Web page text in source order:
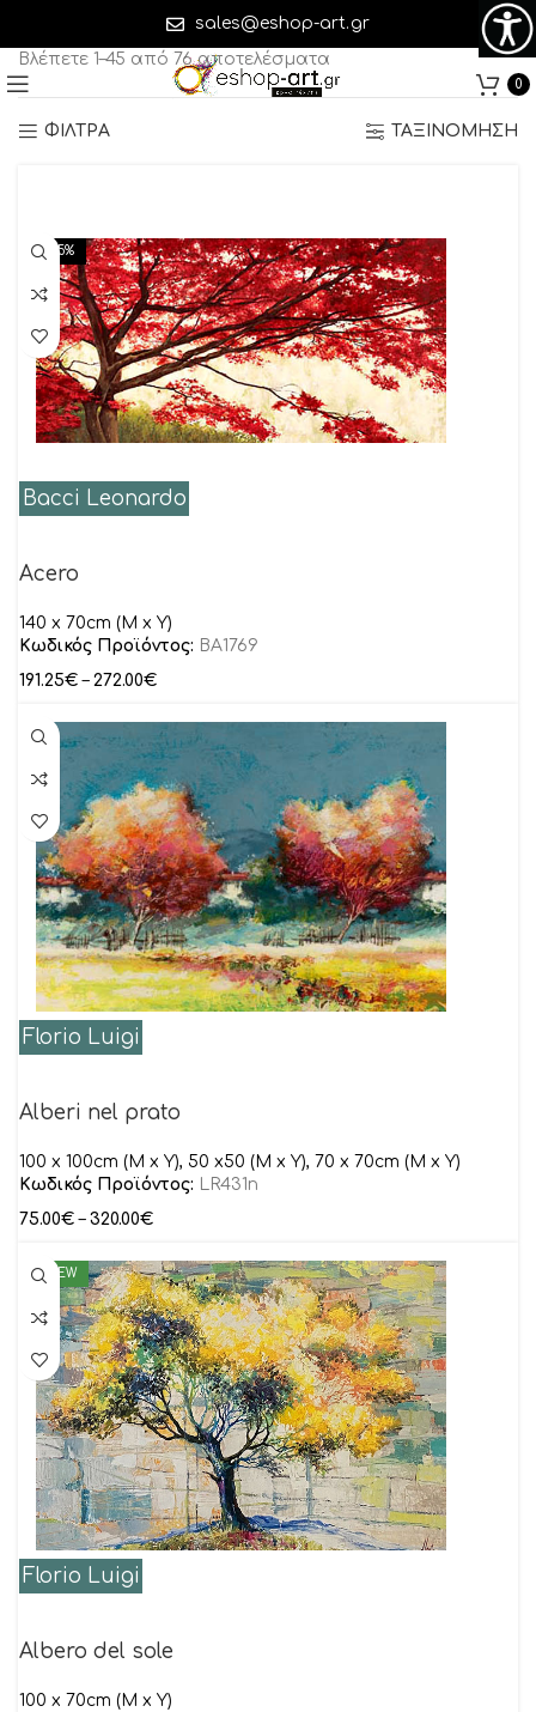
sales@eshop-art.gr
0
Βλέπετε 1–45 από 76 αποτελέσματα
ΦΙΛΤΡΑ ΤΑΞΙΝΟΜΗΣΗ
-15%
Bacci Leonardo
Acero
140 x 70cm (M x Y)
Κωδικός Προϊόντος: BA1769
191.25€ – 272.00€
Florio Luigi
Alberi nel prato
100 x 100cm (M x Y), 50 x50 (M x Y), 70 x 70cm (M x Y)
Κωδικός Προϊόντος: LR431n
75.00€ – 320.00€
NEW
Florio Luigi
Albero del sole
100 x 70cm (M x Y)